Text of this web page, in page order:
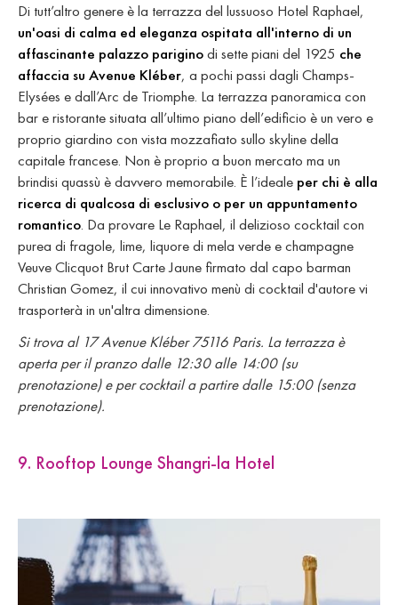
Di tutt’altro genere è la terrazza del lussuoso Hotel Raphael,
un'oasi di calma ed eleganza ospitata all'interno di un
affascinante palazzo pariginodi sette piani del 1925 che
affaccia su Avenue Kléber, a pochi passi dagli Champs-
Elysées e dall’Arc de Triomphe. La terrazza panoramica con
bar e ristorante situata all’ultimo piano dell’edificio è un vero e
proprio giardino con vista mozzafiato sullo skyline della
capitale francese. Non è proprio a buon mercato ma un
brindisi quassù è davvero memorabile. È l’ideale per chi è alla
ricerca di qualcosa di esclusivo o per un appuntamento
romantico. Da provare Le Raphael, il delizioso cocktail con
purea di fragole, lime, liquore di mela verde e champagne
Veuve Clicquot Brut Carte Jaune firmato dal capo barman
Christian Gomez, il cui innovativo menù di cocktail d'autore vi
trasporterà in un'altra dimensione.
Si trova al 17 Avenue Kléber 75116 Paris. La terrazza è
aperta per il pranzo dalle 12:30 alle 14:00 (su
prenotazione) e per cocktail a partire dalle 15:00 (senza
prenotazione).
9. Rooftop Lounge Shangri-la Hotel